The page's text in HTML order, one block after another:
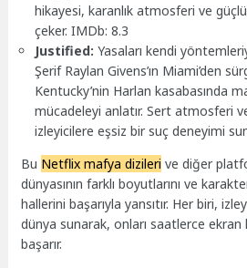
hikayesi, karanlık atmosferi ve
çeker. IMDb: 8.3
Justified: Yasaları kendi
Şerif Raylan Givens’ın Miami’den
Kentucky’nin Harlan kasabasında
mücadeleyi anlatır. Sert atmosferi
izleyicilere eşsiz bir suç deneyimi
Bu Netflix mafya dizileri ve diğer
dünyasının farklı boyutlarını ve
hallerini başarıyla yansıtır. Her biri,
dünya sunarak, onları saatlerce ekran
başarır.